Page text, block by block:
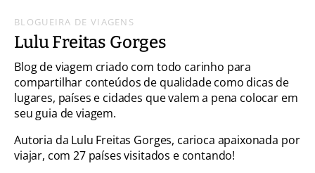
BLOGUEIRA DE VIAGENS
Lulu Freitas Gorges
Blog de viagem criado com todo carinho para
compartilhar conteúdos de qualidade como dicas de
lugares, países e cidades que valem a pena colocar em
seu guia de viagem.
Autoria da Lulu Freitas Gorges, carioca apaixonada por
viajar, com 27 países visitados e contando!